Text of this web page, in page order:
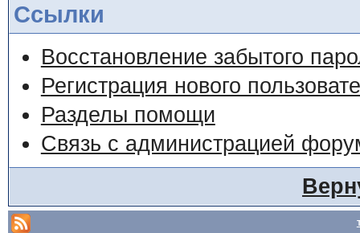
Ссылки
Восстановление забытого
Регистрация нового
Разделы помощи
Связь с администрацией